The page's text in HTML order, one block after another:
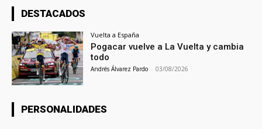
DESTACADOS
Vuelta a España
Pogacar vuelve a La Vuelta y cambia
todo
Andrés Álvarez Pardo - 03/08/2026
PERSONALIDADES